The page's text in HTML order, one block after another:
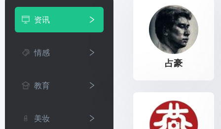
资讯
情感
教育
美妆
占豪